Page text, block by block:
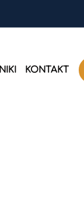
KONTAKT